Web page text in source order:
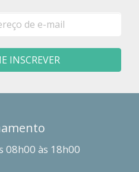
INSCREVER
08h00 às 18h00